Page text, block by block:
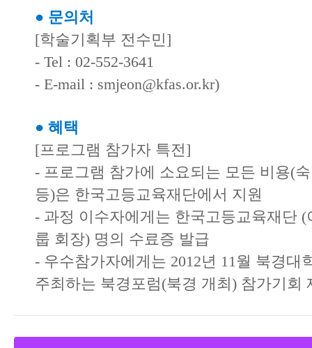
● 문의처
[학술기획부 전수민]
- Tel : 02-552-3641
- E-mail : smjeon@kfas.or.kr)
● 혜택
[프로그램 참가자 특전]
- 프로그램 참가에 소요되는 모든 비용(
등)은 한국고등교육재단에서 지원
- 과정 이수자에게는 한국고등교육재단
룹 회장) 명의 수료증 발급
- 우수참가자에게는 2012년 11월 북경대
주최하는 북경포럼(북경 개최) 참가기회